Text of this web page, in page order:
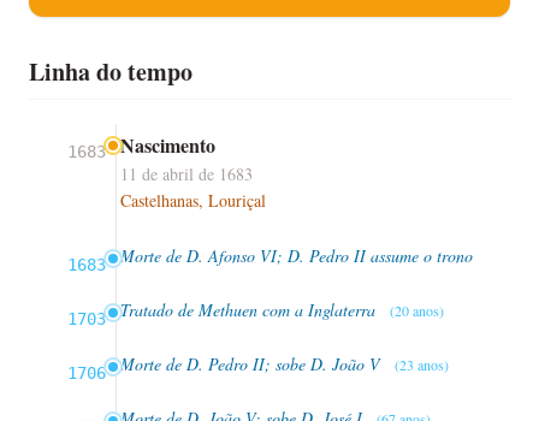
Linha do tempo
1683 Nascimento
11 de abril de 1683
Castelhanas, Louriçal
1683 Morte de D. Afonso VI; D. Pedro II assume o trono
1703 Tratado de Methuen com a Inglaterra (20 anos)
1706 Morte de D. Pedro II; sobe D. João V (23 anos)